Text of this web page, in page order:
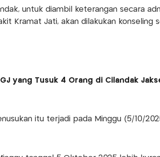
untuk diambil keterangan secara
Kramat Jati, akan dilakukan konseling
yang Tusuk 4 Orang di Cilandak
itu terjadi pada Minggu (5/10/